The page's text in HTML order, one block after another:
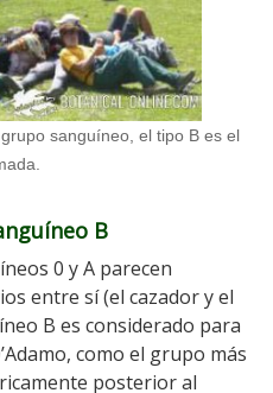
sanguíneo, el tipo B es el
B
0 y A parecen
entre sí (el cazador y el
B es considerado para
como el grupo más
posterior al